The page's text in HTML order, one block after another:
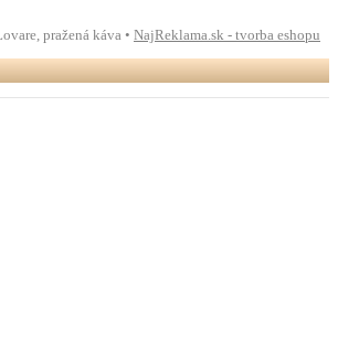
pražená káva • NajReklama.sk - tvorba eshopu